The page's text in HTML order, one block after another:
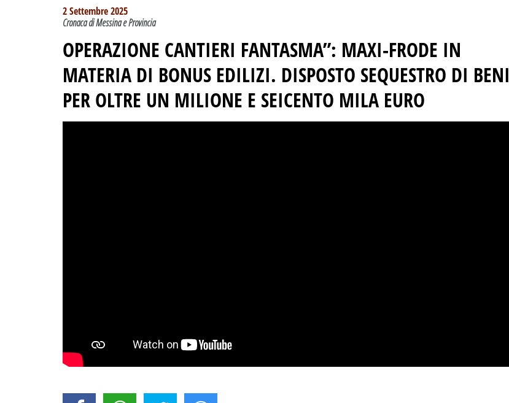
2 Settembre 2025
Cronaca di Messina e Provincia
OPERAZIONE CANTIERI FANTASMA”: MAXI-FRODE IN
MATERIA DI BONUS EDILIZI. DISPOSTO SEQUESTRO DI BENI
PER OLTRE UN MILIONE E SEICENTO MILA EURO